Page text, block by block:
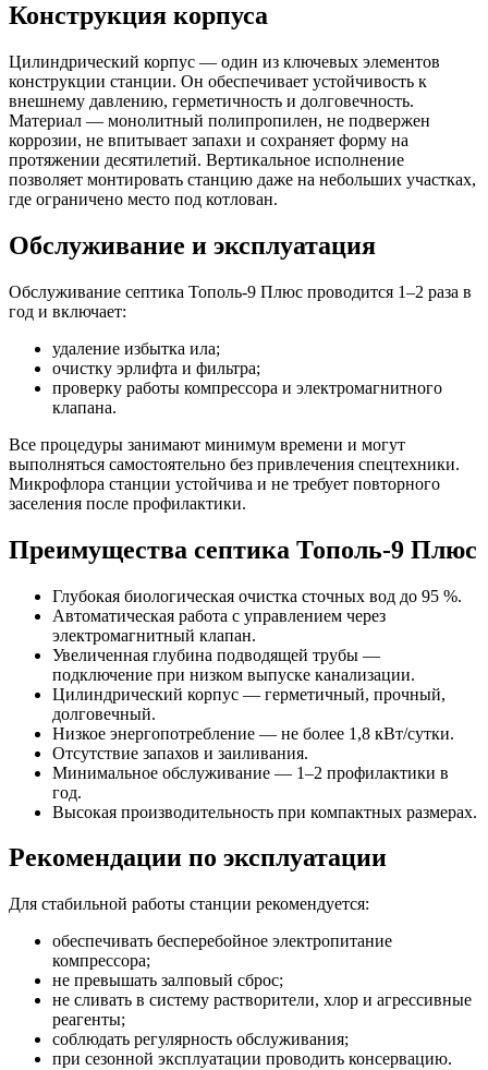
Конструкция корпуса
Цилиндрический корпус — один из ключевых элементов
конструкции станции. Он обеспечивает устойчивость к
внешнему давлению, герметичность и долговечность.
Материал — монолитный полипропилен, не подвержен
коррозии, не впитывает запахи и сохраняет форму на
протяжении десятилетий. Вертикальное исполнение
позволяет монтировать станцию даже на небольших участках,
где ограничено место под котлован.
Обслуживание и эксплуатация
Обслуживание септика Тополь-9 Плюс проводится 1–2 раза в
год и включает:
удаление избытка ила;
очистку эрлифта и фильтра;
проверку работы компрессора и электромагнитного
клапана.
Все процедуры занимают минимум времени и могут
выполняться самостоятельно без привлечения спецтехники.
Микрофлора станции устойчива и не требует повторного
заселения после профилактики.
Преимущества септика Тополь-9 Плюс
Глубокая биологическая очистка сточных вод до 95 %.
Автоматическая работа с управлением через
электромагнитный клапан.
Увеличенная глубина подводящей трубы —
подключение при низком выпуске канализации.
Цилиндрический корпус — герметичный, прочный,
долговечный.
Низкое энергопотребление — не более 1,8 кВт/сутки.
Отсутствие запахов и заиливания.
Минимальное обслуживание — 1–2 профилактики в
год.
Высокая производительность при компактных размерах.
Рекомендации по эксплуатации
Для стабильной работы станции рекомендуется:
обеспечивать бесперебойное электропитание
компрессора;
не превышать залповый сброс;
не сливать в систему растворители, хлор и агрессивные
реагенты;
соблюдать регулярность обслуживания;
при сезонной эксплуатации проводить консервацию.